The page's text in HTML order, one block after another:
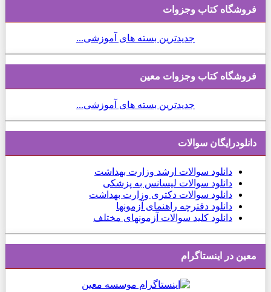
فروشگاه کتاب وجزوات
جدیدترین بسته های آموزشی...
فروشگاه کتاب وجزوات معین
جدیدترین بسته های آموزشی...
دانلودرایگان سوالات
دانلود سوالات ارشد وزارت بهداشت
دانلود سوالات لیسانس به پزشکی
دانلود سوالات دکتری وزارت بهداشت
دانلود دفترچه راهنمای آزمونها
دانلود کلید سوالات آزمونهای مختلف
معین در اینستاگرام